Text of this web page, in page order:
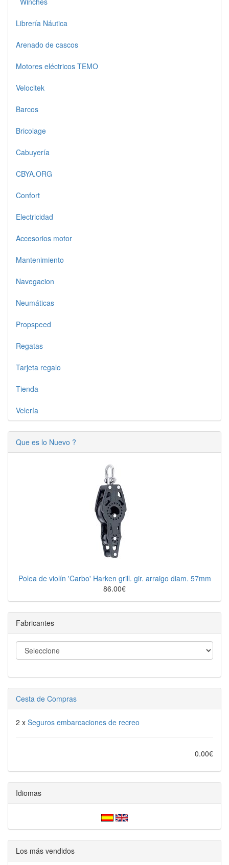
Librería Náutica
Arenado de cascos
Motores eléctricos TEMO
Velocitek
Barcos
Bricolage
Cabuyería
CBYA.ORG
Confort
Electricidad
Accesorios motor
Mantenimiento
Navegacion
Neumáticas
Propspeed
Regatas
Tarjeta regalo
Tienda
Velería
Que es lo Nuevo ?
Polea de violín 'Carbo' Harken grill. gir. arraigo diam. 57mm
86.00€
Fabricantes
Cesta de Compras
2 x Seguros embarcaciones de recreo
0.00€
Idiomas
Los más vendidos